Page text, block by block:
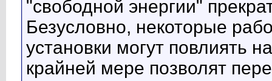
"свободной энергии"
Безусловно, некоторые
установки могут повлиять
крайней мере позволят